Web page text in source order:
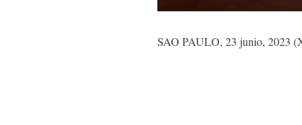
SAO PAULO, 23 junio, 2023